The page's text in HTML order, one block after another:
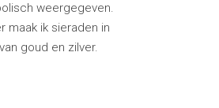
weergegeven.
maak ik sieraden in
goud en zilver.